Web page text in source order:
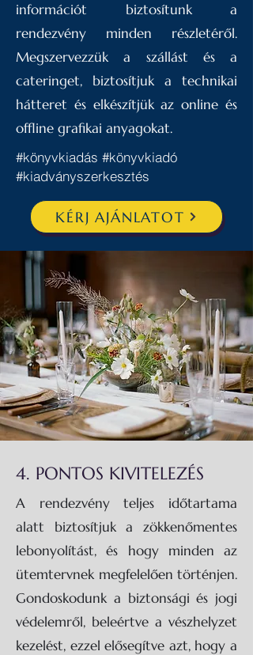
információt biztosítunk a
rendezvény minden részletéről.
Megszervezzük a szállást és a
cateringet, biztosítjuk a technikai
hátteret és elkészítjük az online és
offline grafikai anyagokat.
#könyvkiadás #könyvkiadó
#kiadványszerkesztés
KÉRJ AJÁNLATOT
4. PONTOS KIVITELEZÉS
A rendezvény teljes időtartama
alatt biztosítjuk a zökkenőmentes
lebonyolítást, és hogy minden az
ütemtervnek megfelelően történjen.
Gondoskodunk a biztonsági és jogi
védelemről, beleértve a vészhelyzet
kezelést, ezzel elősegítve azt, hogy a